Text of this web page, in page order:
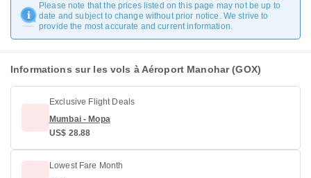
Please note that the prices listed on this page may not be up to
date and subject to change without prior notice. We strive to
provide the most accurate and current information.
Informations sur les vols à Aéroport Manohar (GOX)
Exclusive Flight Deals
Mumbai - Mopa
US$ 28.88
Lowest Fare Month